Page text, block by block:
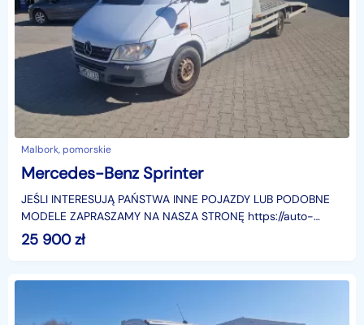
Malbork, pomorskie
Mercedes-Benz Sprinter
JEŚLI INTERESUJĄ PAŃSTWA INNE POJAZDY LUB PODOBNE
MODELE ZAPRASZAMY NA NASZA STRONĘ https://auto-
czermak.plSprzedajemy samochody przygotowane
25 900zł